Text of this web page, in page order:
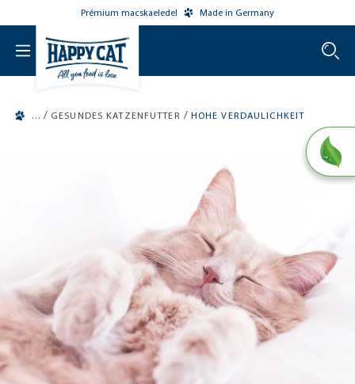
Prémium macskaeledel Made in Germany
/ GESUNDES KATZENFUTTER / HOHE VERDAULICHKEIT